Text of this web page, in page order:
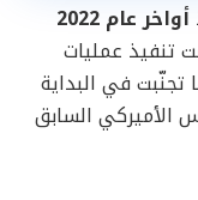
أواخر عام 2022
تنفيذ عمليات
تجنّبت في البداية
الأميركي السابق